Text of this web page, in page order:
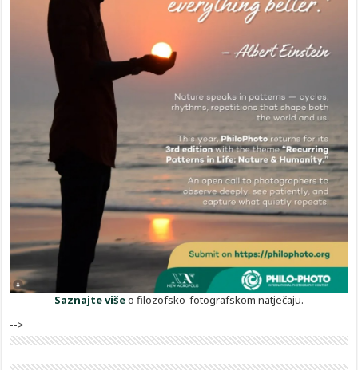
Saznajte višeo filozofsko-fotografskom natječaju.
-->